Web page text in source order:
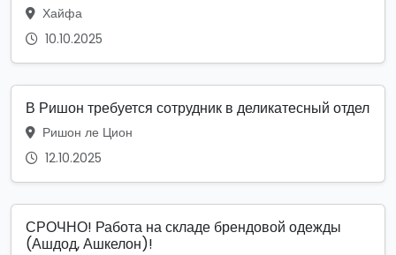
Хайфа
10.10.2025
В Ришон требуется сотрудник в деликатесный отдел
Ришон ле Цион
12.10.2025
СРОЧНО! Работа на складе брендовой одежды
(Ашдод, Ашкелон)!